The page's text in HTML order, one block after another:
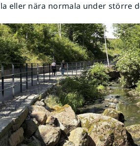
eller nära normala under större